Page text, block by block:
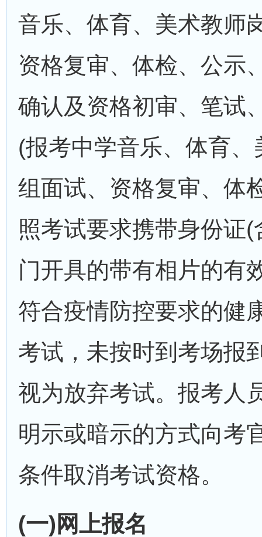
音乐、体育、美术教师
资格复审、体检、公示
确认及资格初审、笔试
(报考中学音乐、体育
组面试、资格复审、体
照考试要求携带身份证
门开具的带有相片的有
符合疫情防控要求的健
考试，未按时到考场报
视为放弃考试。报考人
明示或暗示的方式向考
条件取消考试资格。
(一)网上报名